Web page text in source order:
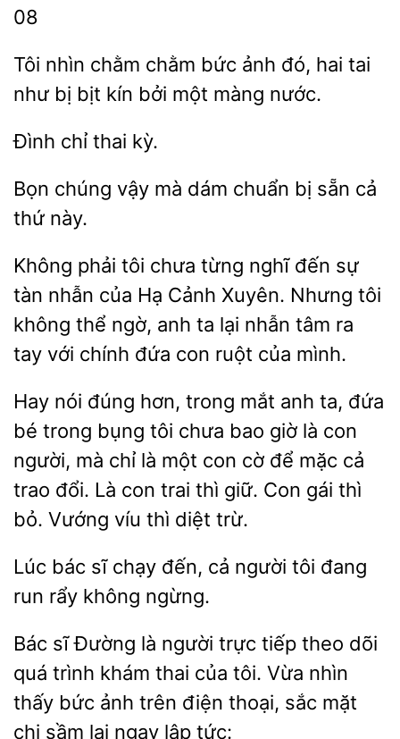
08
Tôi nhìn chằm chằm bức ảnh đó, hai tai
như
bịt bởi màng nước.
Đình
chúng vậy mà
chuẩn bị sẵn
thứ này.
Không phải tôi chưa từng nghĩ đến sự
tàn nhẫn của Hạ Cảnh Xuyên. Nhưng tôi
không thể ngờ, anh
lại
tâm
tay với chính đứa con ruột của mình.
Hay nói đúng hơn, trong mắt anh ta, đứa
bé trong
tôi chưa bao giờ là
mà chỉ là một con cờ để mặc cả
trao đổi. Là con trai thì giữ. Con gái thì
bỏ. Vướng víu thì diệt trừ.
bác sĩ chạy đến,
người tôi đang
run rẩy
ngừng.
Bác sĩ Đường là
trực tiếp theo
quá trình khám thai của tôi. Vừa nhìn
thấy bức ảnh trên
thoại, sắc mặt
chị sầm lại ngay lập tức: